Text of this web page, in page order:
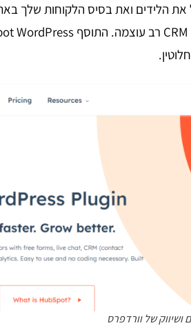
את הלידים ואת בסיס הלקוחות שלך